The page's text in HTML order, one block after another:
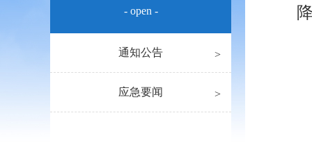
- open -
通知公告
应急要闻